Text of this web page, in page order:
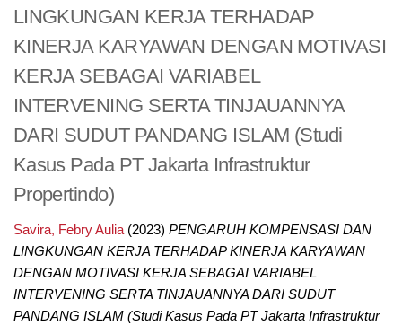
LINGKUNGAN KERJA TERHADAP
KINERJA KARYAWAN DENGAN MOTIVASI
KERJA SEBAGAI VARIABEL
INTERVENING SERTA TINJAUANNYA
DARI SUDUT PANDANG ISLAM (Studi
Kasus Pada PT Jakarta Infrastruktur
Propertindo)
Savira, Febry Aulia(2023) PENGARUH KOMPENSASI DAN
LINGKUNGAN KERJA TERHADAP KINERJA KARYAWAN
DENGAN MOTIVASI KERJA SEBAGAI VARIABEL
INTERVENING SERTA TINJAUANNYA DARI SUDUT
PANDANG ISLAM (Studi Kasus Pada PT Jakarta Infrastruktur